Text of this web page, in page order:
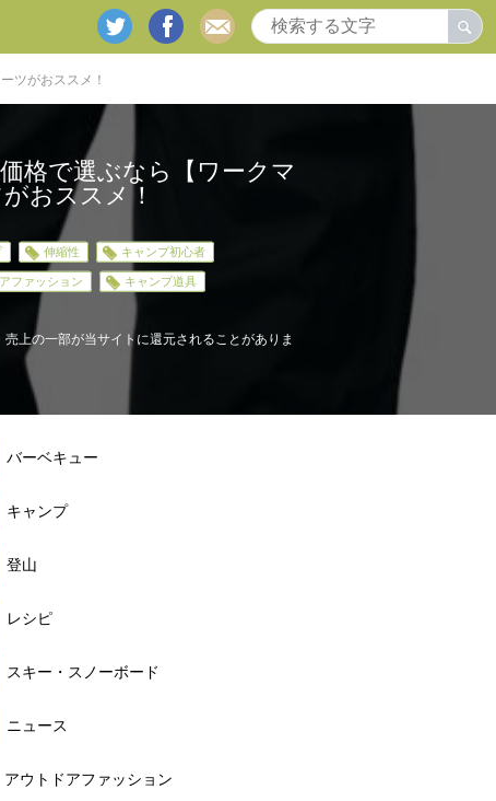
ツがおススメ！
格で選ぶなら【ワークマ
おススメ！
伸縮性 キャンプ初心者
ファッション キャンプ道具
上の一部が当サイトに還元されることがありま
バーベキュー
キャンプ
登山
レシピ
スキー・スノーボード
ニュース
アウトドアファッション